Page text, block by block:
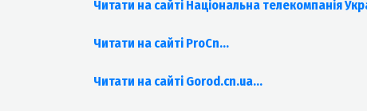
Читати на сайті Національна телекомпанія
Читати на сайті ProCn...
Читати на сайті Gorod.cn.ua...